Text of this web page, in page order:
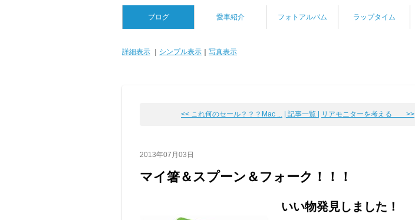
ブログ 愛車紹介 フォトアルバム ラップタイム
詳細表示 シンプル表示 写真表示
<< これ何のセール？？？Mac ... | 記事一覧 | リアモニターを考える >>
2013年07月03日
マイ箸＆スプーン＆フォーク！！！
いい物発見しました！